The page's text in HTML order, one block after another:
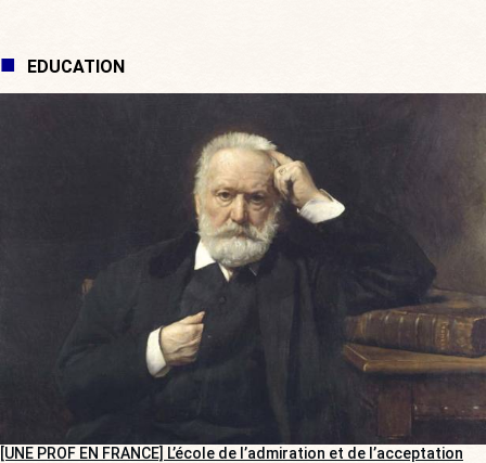
EDUCATION
[UNE PROF EN FRANCE] L’école de l’admiration et de l’acceptation